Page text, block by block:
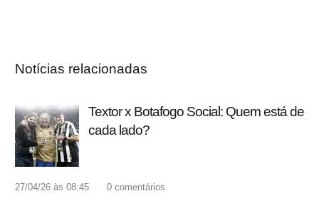
Notícias relacionadas
Textor x Botafogo Social: Quem está de
cada lado?
27/04/26 às 08:45 0 comentários